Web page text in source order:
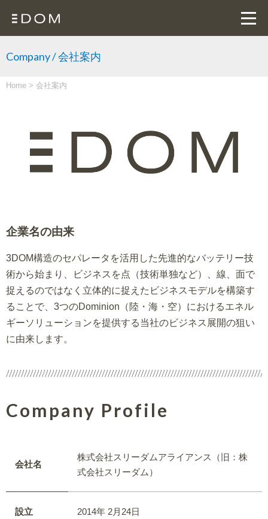
Company / 会社案内
Home > 会社案内
企業名の由来
3DOM構造のセパレータを活用した先進的なバッテリー技
術から始まり、ビジネスを点（技術単独など）、線、面で
捉えるのではなく立体的に捉えたビジネスモデルを構築す
ることで、3つのDominion（陸・海・空）におけるエネル
ギーソリューションを提供する当社のビジネス展開の狙い
に由来します。
Company Profile
会社名
株式会社スリーダムアライアンス（旧：株
式会社スリーダム）
設立 2014年 2月24日